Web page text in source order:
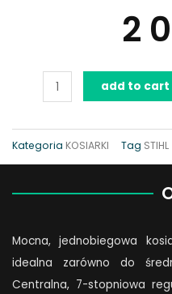
2
Kosiarka
add to cart
Kategoria KOSIARKI Tag STIHL
Mocna, jednobiegowa
idealna zarówno do
Centralna, 7-stopniowa